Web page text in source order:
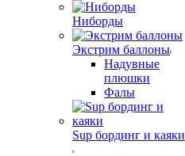
Ниборды
Экстрим баллоны
Надувные
плюшки
Фалы
Sup бординг и каяки